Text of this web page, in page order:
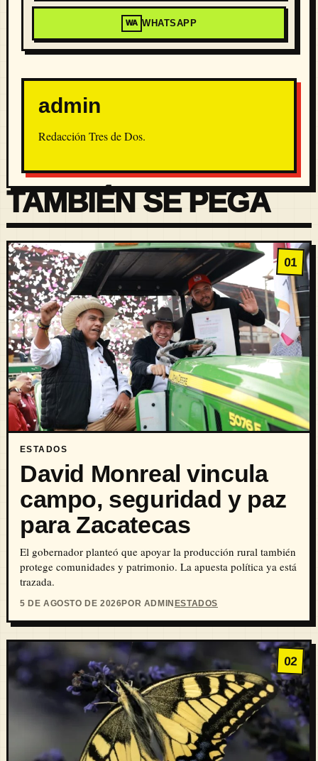
WA WHATSAPP
admin
Redacción Tres de Dos.
TAMBIÉN SE PEGA
01
ESTADOS
David Monreal vincula
campo, seguridad y paz
para Zacatecas
El gobernador planteó que apoyar la producción rural también
protege comunidades y patrimonio. La apuesta política ya está
trazada.
5 DE AGOSTO DE 2026POR ADMINESTADOS
02